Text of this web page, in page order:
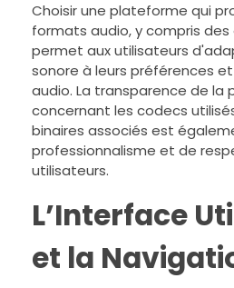
Choisir une plateforme qui
formats audio, y compris
permet aux utilisateurs
sonore à leurs préférences
audio. La transparence de la
concernant les codecs
binaires associés est
professionnalisme et de
utilisateurs.
L’Interface
et la